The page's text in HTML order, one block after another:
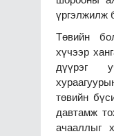
үргэлжилж
Төвийн
хүчээр
дүүрэг
төвийн
давтамж
ачааллыг